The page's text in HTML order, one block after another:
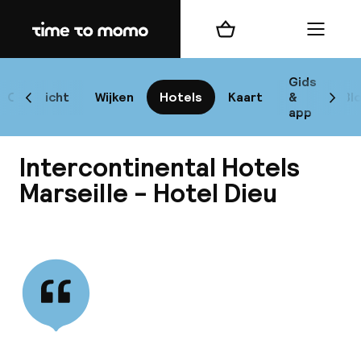
Home
Overzicht Wijken Hotels Kaart
Gids
&
app
Scroll naar links
Winkelmand Menu
Intercontinental Hotels
Marseille - Hotel Dieu